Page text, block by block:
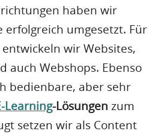
haben wir
erfolgreich umgesetzt. Für
wir Websites,
auch Webshops. Ebenso
bedienbare, aber sehr
Learning-Lösungen zum
setzen wir als Content